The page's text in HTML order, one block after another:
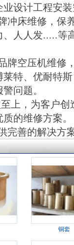
设计工程安
床维修，保
人人发.....等
空压机维修
特、优耐特
问题。
，为客户创
的维修方案。
善的解决方
铜套